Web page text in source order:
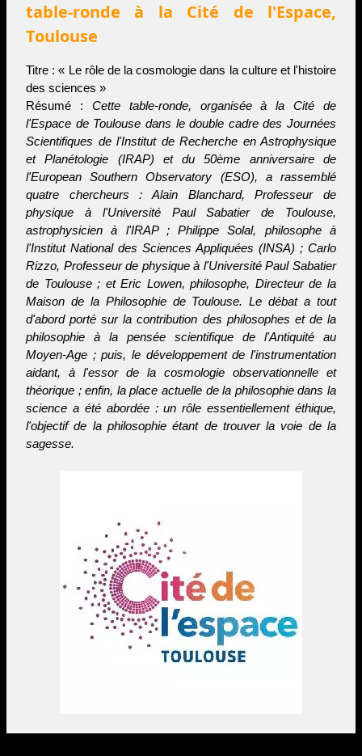
table-ronde à la Cité de l'Espace,
Toulouse
Titre : « Le rôle de la cosmologie dans la culture et l'histoire
des sciences »
Résumé : Cette table-ronde, organisée à la Cité de
l'Espace de Toulouse dans le double cadre des Journées
Scientifiques de l'Institut de Recherche en Astrophysique
et Planétologie (IRAP) et du 50ème anniversaire de
l'European Southern Observatory (ESO), a rassemblé
quatre chercheurs : Alain Blanchard, Professeur de
physique à l'Université Paul Sabatier de Toulouse,
astrophysicien à l'IRAP ; Philippe Solal, philosophe à
l'Institut National des Sciences Appliquées (INSA) ; Carlo
Rizzo, Professeur de physique à l'Université Paul Sabatier
de Toulouse ; et Eric Lowen, philosophe, Directeur de la
Maison de la Philosophie de Toulouse. Le débat a tout
d'abord porté sur la contribution des philosophes et de la
philosophie à la pensée scientifique de l'Antiquité au
Moyen-Age ; puis, le développement de l'instrumentation
aidant, à l'essor de la cosmologie observationnelle et
théorique ; enfin, la place actuelle de la philosophie dans la
science a été abordée : un rôle essentiellement éthique,
l'objectif de la philosophie étant de trouver la voie de la
sagesse.